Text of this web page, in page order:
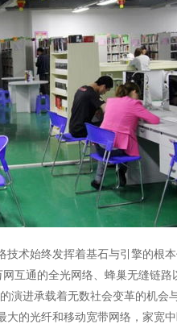
技术始终发挥着基石与引擎的根
互通的全光网络、蜂巢无缝链路
演进承载着无数社会变革的机会
大的光纤和移动宽带网络，家宽